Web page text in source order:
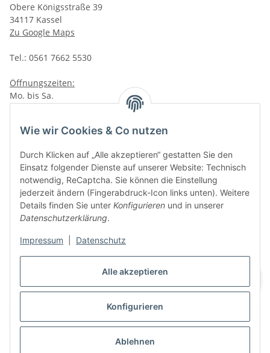
Alle akzeptieren
Konfigurieren
Ablehnen
Wie wir Cookies & Co nutzen
Durch Klicken auf „Alle akzeptieren“ gestatten Sie den
Einsatz folgender Dienste auf unserer Website: Technisch
notwendig, ReCaptcha. Sie können die Einstellung
jederzeit ändern (Fingerabdruck-Icon links unten). Weitere
Details finden Sie unter Konfigurieren und in unserer
Datenschutzerklärung.
Impressum Datenschutz
Obere Königsstraße 39
34117 Kassel
Zu Google Maps
Tel.: 0561 7662 5530
Öffnungszeiten:
Mo. bis Sa.
VAPERZ Vellmar
Lange Wender 7
34246 Vellmar
Zu Google Maps
Tel.: 0561 9885 9996
Öffnungszeiten:
Mo. bis Sa.
Vertrag widerrufen